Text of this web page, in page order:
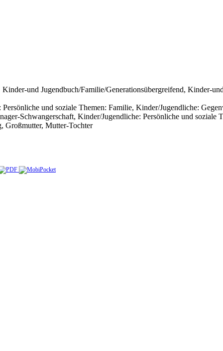
und Jugendbuch/Familie/Generationsübergreifend, Kinder-
und soziale Themen: Familie, Kinder/Jugendliche:
Schwangerschaft, Kinder/Jugendliche: Persönliche und soziale
Großmutter, Mutter-Tochter